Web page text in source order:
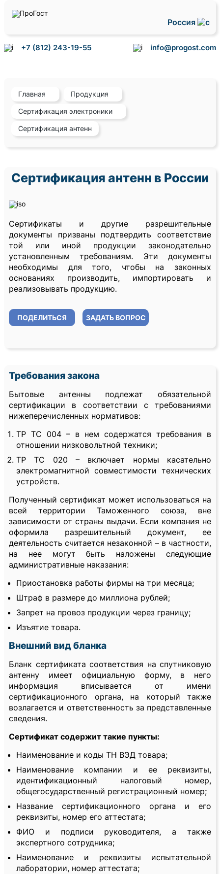
Россия
+7 (812) 243-19-55 info@progost.com
Главная Продукция
Сертификация электроники
Сертификация антенн
Сертификация антенн в России
Сертификаты и другие разрешительные
документы призваны подтвердить соответствие
той или иной продукции законодательно
установленным требованиям. Эти документы
необходимы для того, чтобы на законных
основаниях производить, импортировать и
реализовывать продукцию.
ПОДЕЛИТЬСЯ ЗАДАТЬ ВОПРОС
Требования закона
Бытовые антенны подлежат обязательной
сертификации в соответствии с требованиями
нижеперечисленных нормативов:
ТР ТС 004 – в нем содержатся требования в
отношении низковольтной техники;
ТР ТС 020 – включает нормы касательно
электромагнитной совместимости технических
устройств.
Полученный сертификат может использоваться на
всей территории Таможенного союза, вне
зависимости от страны выдачи. Если компания не
оформила разрешительный документ, ее
деятельность считается незаконной – в частности,
на нее могут быть наложены следующие
административные наказания:
Приостановка работы фирмы на три месяца;
Штраф в размере до миллиона рублей;
Запрет на провоз продукции через границу;
Изъятие товара.
Внешний вид бланка
Бланк сертификата соответствия на спутниковую
антенну имеет официальную форму, в него
информация вписывается от имени
сертификационного органа, на который также
возлагается и ответственность за представленные
сведения.
Сертификат содержит такие пункты:
Наименование и коды ТН ВЭД товара;
Наименование компании и ее реквизиты,
идентификационный налоговый номер,
общегосударственный регистрационный номер;
Название сертификационного органа и его
реквизиты, номер его аттестата;
ФИО и подписи руководителя, а также
экспертного сотрудника;
Наименование и реквизиты испытательной
лаборатории, номер аттестата;